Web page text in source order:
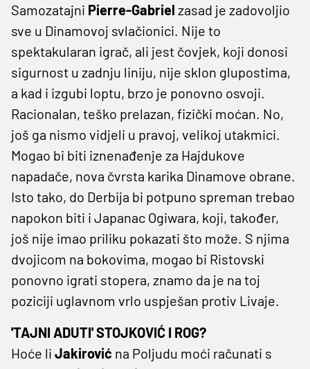
Samozatajni Pierre-Gabriel zasad je zadovoljio
sve u Dinamovoj svlačionici. Nije to
spektakularan igrač, ali jest čovjek, koji donosi
sigurnost u zadnju liniju, nije sklon glupostima,
a kad i izgubi loptu, brzo je ponovno osvoji.
Racionalan, teško prelazan, fizički moćan. No,
još ga nismo vidjeli u pravoj, velikoj utakmici.
Mogao bi biti iznenađenje za Hajdukove
napadače, nova čvrsta karika Dinamove obrane.
Isto tako, do Derbija bi potpuno spreman trebao
napokon biti i Japanac Ogiwara, koji, također,
još nije imao priliku pokazati što može. S njima
dvojicom na bokovima, mogao bi Ristovski
ponovno igrati stopera, znamo da je na toj
poziciji uglavnom vrlo uspješan protiv Livaje.
'TAJNI ADUTI' STOJKOVIĆ I ROG?
Hoće li Jakirović na Poljudu moći računati s